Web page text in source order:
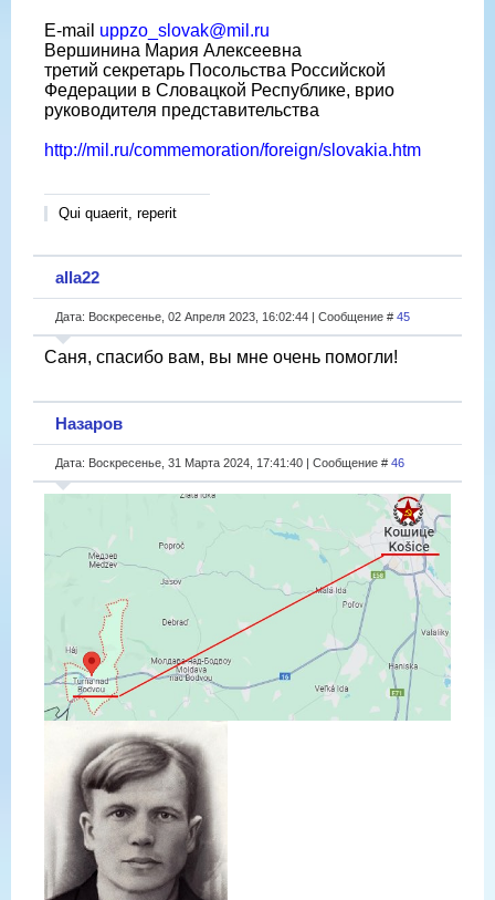
E-mail uppzo_slovak@mil.ru
Вершинина Мария Алексеевна
третий секретарь Посольства Российской
Федерации в Словацкой Республике, врио
руководителя представительства
http://mil.ru/commemoration/foreign/slovakia.htm
Qui quaerit, reperit
alla22
Дата: Воскресенье, 02 Апреля 2023, 16:02:44 | Сообщение # 45
Саня, спасибо вам, вы мне очень помогли!
Назаров
Дата: Воскресенье, 31 Марта 2024, 17:41:40 | Сообщение # 46